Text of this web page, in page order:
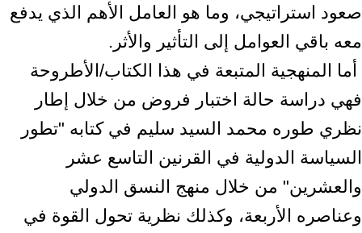
صعود استراتيجي، وما هو العامل ‏الأهم الذي يدفع
معه باقي العوامل إلى التأثير والأثر.‏ ‎
‎ أما المنهجية المتبعة في هذا الكتاب/الأطروحة
فهي دراسة حالة اختبار فروض من خلال ‏إطار
نظري طوره محمد السيد سليم في كتابه "تطور
السياسة الدولية في القرنين التاسع ‏عشر
والعشرين" من خلال منهج النسق الدولي
وعناصره الأربعة، وكذلك نظرية تحول القوة ‏في